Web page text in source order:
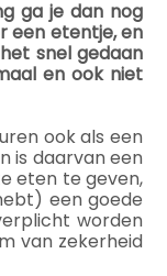
ga je dan nog
een etentje, en
snel gedaan
en ook niet
ook als een
is daarvan een
eten te geven,
een goede
worden
van zekerheid